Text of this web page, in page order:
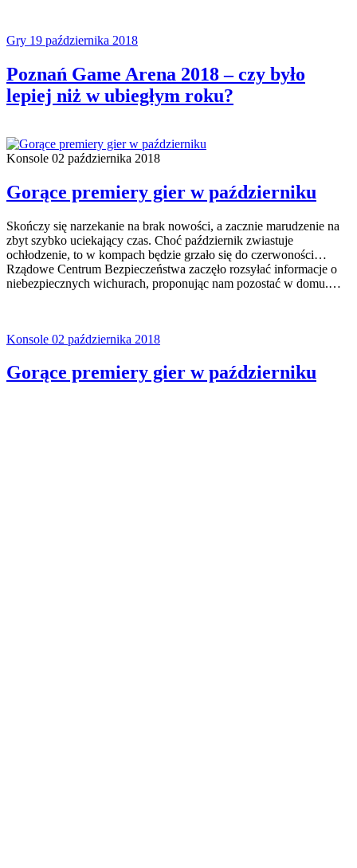
Gry 19 października 2018
Poznań Game Arena 2018 – czy było
lepiej niż w ubiegłym roku?
Konsole 02 października 2018
Gorące premiery gier w październiku
Skończy się narzekanie na brak nowości, a zacznie marudzenie na
zbyt szybko uciekający czas. Choć październik zwiastuje
ochłodzenie, to w kompach będzie grzało się do czerwoności…
Rządowe Centrum Bezpieczeństwa zaczęło rozsyłać informacje o
niebezpiecznych wichurach, proponując nam pozostać w domu.…
Konsole 02 października 2018
Gorące premiery gier w październiku